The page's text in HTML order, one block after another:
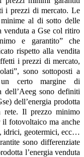
i prezzi di mercato. Le
al di sotto delle
venduta a Gse col ritiro
e garantito” che
rispetto alla vendita
i prezzi di mercato,
sono sottoposti a
certo margine di
dell’Aeeg sono definiti
dell’energia prodotta
rete. Il prezzo minimo
fotovoltaico ma anche
idrici, geotermici, ecc…
sono differenziate
l’energia venduta